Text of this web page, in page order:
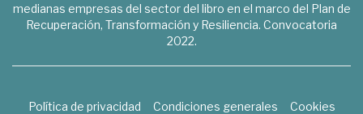
medianas empresas del sector del libro en el marco del Plan de
Recuperación, Transformación y Resiliencia. Convocatoria
2022.
Política de privacidad Condiciones generales
Cookies